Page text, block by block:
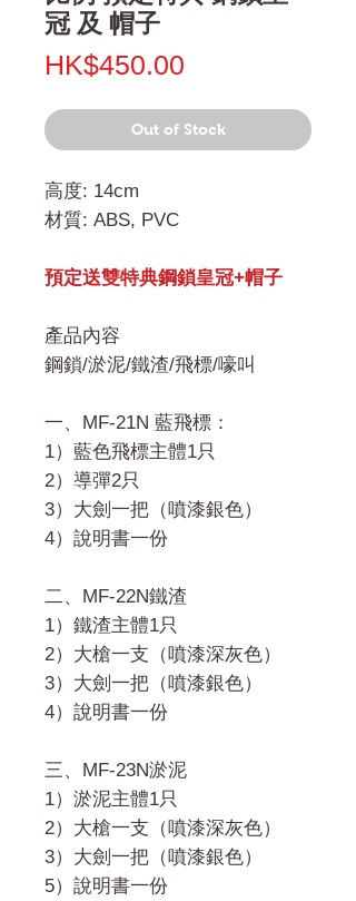
冠 及 帽子
HK$450.00
Out of Stock
高度: 14cm
材質: ABS, PVC
預定送雙特典鋼鎖皇冠+帽子
產品內容
鋼鎖/淤泥/鐵渣/飛標/嚎叫
一、MF-21N 藍飛標：
1）藍色飛標主體1只
2）導彈2只
3）大劍一把（噴漆銀色）
4）說明書一份
二、MF-22N鐵渣
1）鐵渣主體1只
2）大槍一支（噴漆深灰色）
3）大劍一把（噴漆銀色）
4）說明書一份
三、MF-23N淤泥
1）淤泥主體1只
2）大槍一支（噴漆深灰色）
3）大劍一把（噴漆銀色）
5）說明書一份